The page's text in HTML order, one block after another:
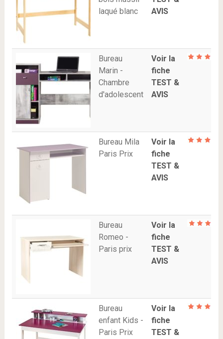
laqué blanc
AVIS
Bureau
Marin -
Chambre
d'adolescent
Voir la
fiche
TEST &
AVIS
Bureau Mila
Paris Prix
Voir la
fiche
TEST &
AVIS
Bureau
Romeo -
Paris prix
Voir la
fiche
TEST &
AVIS
Bureau
enfant Kids -
Paris Prix
Voir la
fiche
TEST &